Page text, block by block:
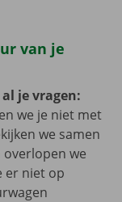
van je
je vragen:
we je niet met
we samen
we
er niet op